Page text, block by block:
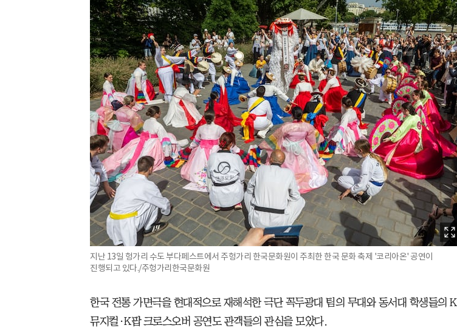
지난 13일 헝가리 수도 부다페스트에서 주헝가리 한국문화원이 주최한 한국 문화 축제 '코리아온' 공연이
진행되고 있다./주헝가리한국문화원
한국 전통 가면극을 현대적으로 재해석한 극단 꼭두광대 팀의 무대와 동서대 학생들의 K
뮤지컬·K팝 크로스오버 공연도 관객들의 관심을 모았다.